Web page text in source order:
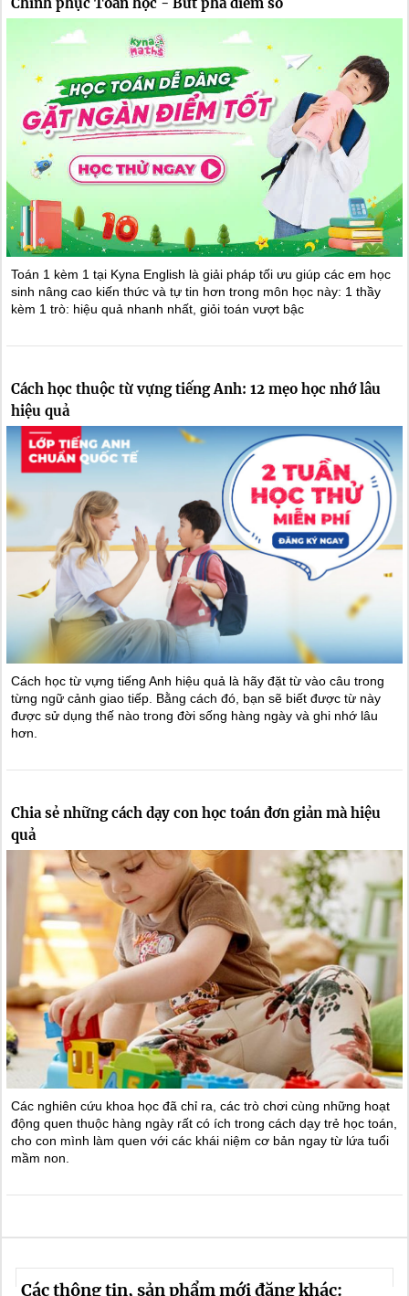
Chinh phục Toán học - Bứt phá điểm số
Toán 1 kèm 1 tại Kyna English là giải pháp tối ưu giúp các em học
sinh nâng cao kiến thức và tự tin hơn trong môn học này: 1 thầy
kèm 1 trò: hiệu quả nhanh nhất, giỏi toán vượt bậc
Cách học thuộc từ vựng tiếng Anh: 12 mẹo học nhớ lâu
hiệu quả
Cách học từ vựng tiếng Anh hiệu quả là hãy đặt từ vào câu trong
từng ngữ cảnh giao tiếp. Bằng cách đó, bạn sẽ biết được từ này
được sử dụng thế nào trong đời sống hàng ngày và ghi nhớ lâu
hơn.
Chia sẻ những cách dạy con học toán đơn giản mà hiệu
quả
Các nghiên cứu khoa học đã chỉ ra, các trò chơi cùng những hoạt
động quen thuộc hàng ngày rất có ích trong cách dạy trẻ học toán,
cho con mình làm quen với các khái niệm cơ bản ngay từ lứa tuổi
mầm non.
Các thông tin, sản phẩm mới đăng khác: